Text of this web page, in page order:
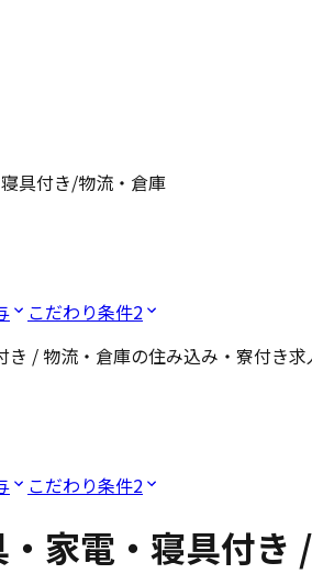
具付き/物流・倉庫
こだわり条件2
き / 物流・倉庫の住み込み・寮付き求
こだわり条件2
家電・寝具付き